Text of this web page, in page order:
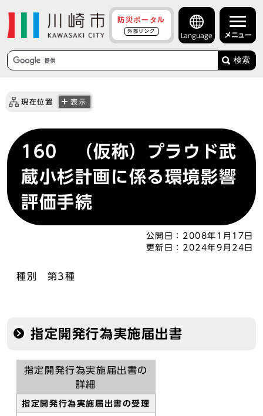
防災ポータル
外部リンク
Language メニュー
検索
現在位置 表示
160 （仮称）プラウド武
蔵小杉計画に係る環境影響
評価手続
公開日： 2008年1月17日
更新日： 2024年9月24日
種別 第3種
指定開発行為実施届出書
指定開発行為実施届出書の
詳細
指定開発行為実施届出書の受理